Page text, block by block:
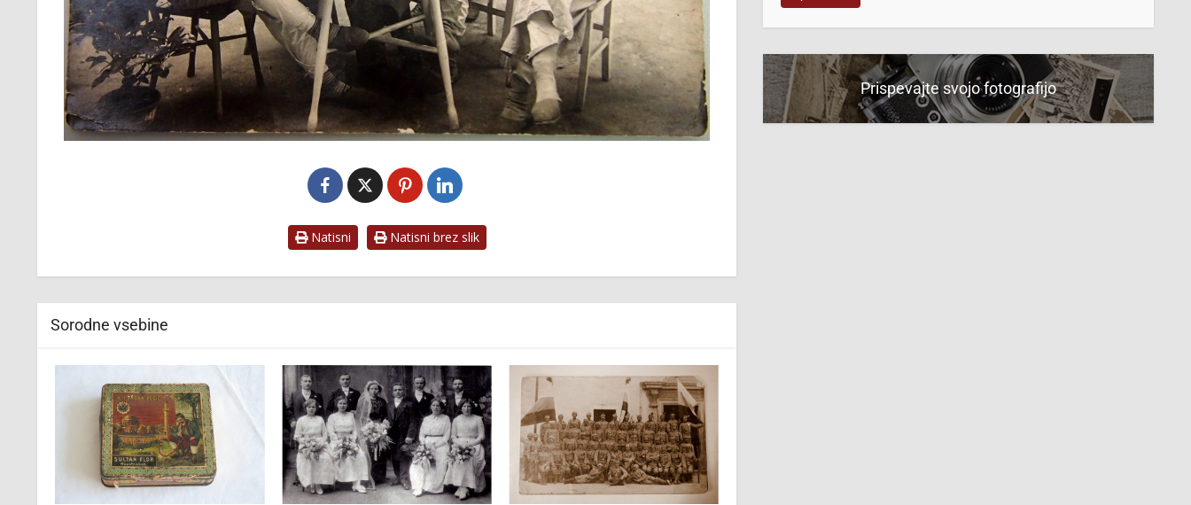
Natisni Natisni brez slik
Sorodne vsebine
Prispevajte svojo fotografijo